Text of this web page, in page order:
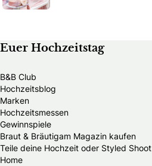
Euer Hochzeitstag
B&B Club
Hochzeitsblog
Marken
Hochzeitsmessen
Gewinnspiele
Braut & Bräutigam Magazin kaufen
Teile deine Hochzeit oder Styled Shoot
Home